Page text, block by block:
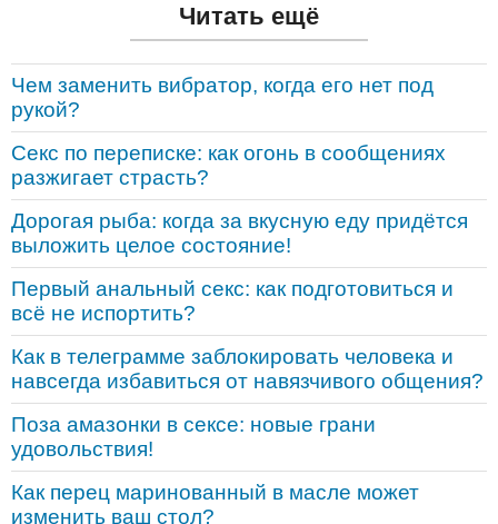
Читать ещё
Чем заменить вибратор, когда его нет под
рукой?
Секс по переписке: как огонь в сообщениях
разжигает страсть?
Дорогая рыба: когда за вкусную еду придётся
выложить целое состояние!
Первый анальный секс: как подготовиться и
всё не испортить?
Как в телеграмме заблокировать человека и
навсегда избавиться от навязчивого общения?
Поза амазонки в сексе: новые грани
удовольствия!
Как перец маринованный в масле может
изменить ваш стол?